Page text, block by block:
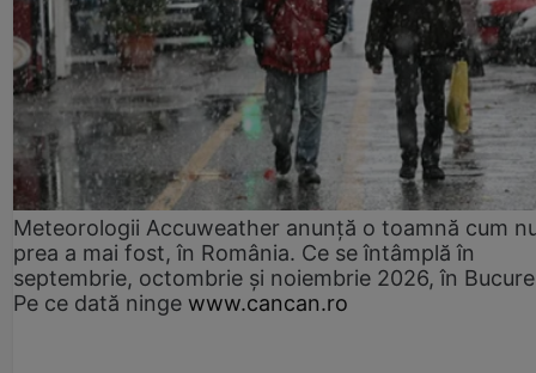
Meteorologii Accuweather anunță o toamnă cum
prea a mai fost, în România. Ce se întâmplă în
septembrie, octombrie și noiembrie 2026, în
Pe ce dată ninge www.cancan.ro